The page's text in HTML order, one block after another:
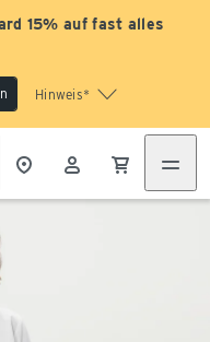
15% auf fast alles
Hinweis*